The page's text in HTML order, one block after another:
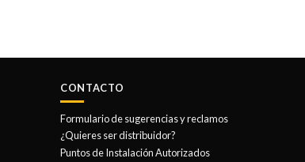
CONTACTO
Formulario de sugerencias y reclamos
¿Quieres ser distribuidor?
Puntos de Instalación Autorizados